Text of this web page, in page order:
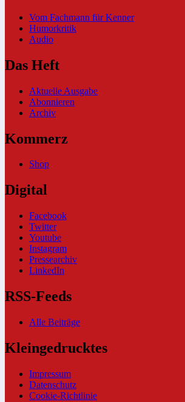
Vom Fachmann für Kenner
Humorkritik
Audio
Das Heft
Aktuelle Ausgabe
Abonnieren
Archiv
Kommerz
Shop
Digital
Facebook
Twitter
Youtube
Instagram
Pressearchiv
LinkedIn
RSS-Feeds
Alle Beiträge
Kleingedrucktes
Impressum
Datenschutz
Cookie-Richtlinie